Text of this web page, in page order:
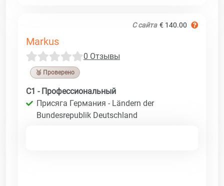
С сайта € 140.00
Markus
0 Отзывы
🥉 Проверено
C1 - Профессиональный
Присяга Германия - Ländern der
Bundesrepublik Deutschland